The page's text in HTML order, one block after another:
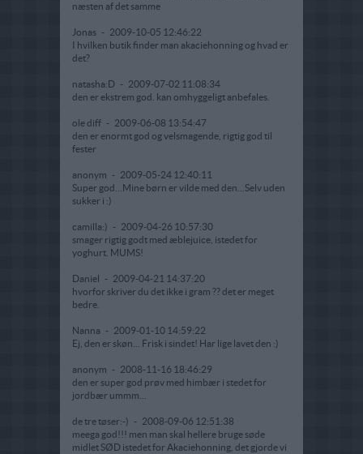
næsten af det samme
Jonas - 2009-10-05 12:46:22
I hvilken butik finder man akaciehonning og hvad er
det?
natasha:D - 2009-07-02 11:08:34
den er ekstrem god. kan omhyggeligt anbefales.
ole diff - 2009-06-08 13:54:47
den er enormt god og velsmagende, rigtig god til
fester
anonym - 2009-05-24 12:40:11
Super god...Mine børn er vilde med den...Selv uden
sukker i :)
camilla:) - 2009-04-26 10:57:30
smager rigtig godt med æblejuice, istedet for
yoghurt. MUMS!
Daniel - 2009-04-21 14:37:20
hvorfor skriver du det ikke i gram ?? det er meget
bedre.
Nanna - 2009-01-10 14:59:22
Ej, den er skøn... Frisk i sindet! Har lige lavet den :)
anonym - 2008-11-16 18:46:29
den er super god prøv med himbær i stedet for
jordbær ummm...
de tre tøser:-) - 2008-09-06 12:51:38
meega god!!! men man skal hellere bruge søde
midlet SØD istedet for Akaciehonning, det gjorde vi